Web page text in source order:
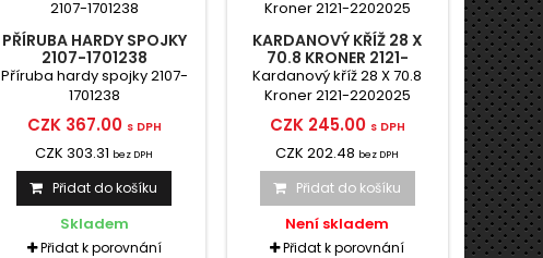
PŘÍRUBA HARDY SPOJKY
2107-1701238
Příruba hardy spojky 2107-
1701238
CZK 367.00 s DPH
CZK 303.31 bez DPH
Přidat do košíku
Skladem
Přidat k porovnání
KARDANOVÝ KŘÍŽ 28 X
70.8 KRONER 2121-
2202025
Kardanový kříž 28 X 70.8
Kroner 2121-2202025
CZK 245.00 s DPH
CZK 202.48 bez DPH
Přidat do košíku
Není skladem
Přidat k porovnání